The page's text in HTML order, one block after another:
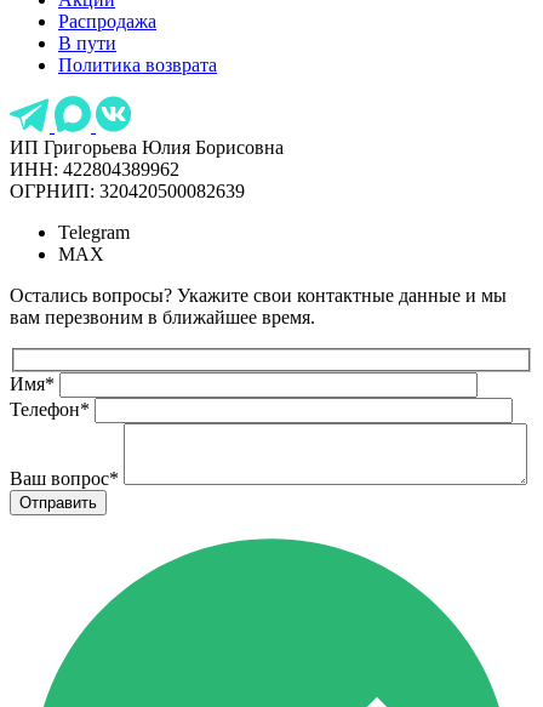
Распродажа
В пути
Политика возврата
ИП Григорьева Юлия Борисовна
ИНН: 422804389962
ОГРНИП: 320420500082639
Telegram
MAX
Остались вопросы? Укажите свои контактные данные и мы
вам перезвоним в ближайшее время.
Имя*
Телефон*
Ваш вопрос*